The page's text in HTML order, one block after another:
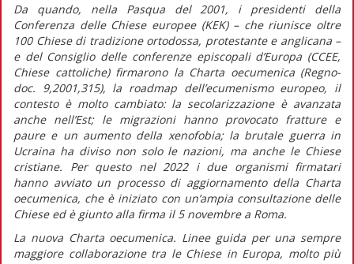
Da quando, nella Pasqua del 2001, i presidenti della
Conferenza delle Chiese europee (KEK) – che riunisce oltre
100 Chiese di tradizione ortodossa, protestante e anglicana –
e del Consiglio delle conferenze episcopali d’Europa (CCEE,
Chiese cattoliche) firmarono la Charta oecumenica (Regno-
doc. 9,2001,315), la roadmap dell’ecumenismo europeo, il
contesto è molto cambiato: la secolarizzazione è avanzata
anche nell’Est; le migrazioni hanno provocato fratture e
paure e un aumento della xenofobia; la brutale guerra in
Ucraina ha diviso non solo le nazioni, ma anche le Chiese
cristiane. Per questo nel 2022 i due organismi firmatari
hanno avviato un processo di aggiornamento della Charta
oecumenica, che è iniziato con un’ampia consultazione delle
Chiese ed è giunto alla firma il 5 novembre a Roma.
La nuova Charta oecumenica. Linee guida per una sempre
maggiore collaborazione tra le Chiese in Europa, molto più